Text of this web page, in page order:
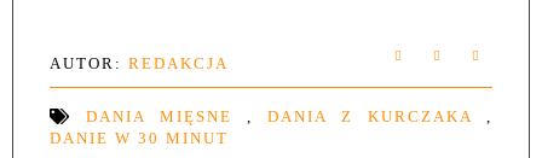
AUTOR: REDAKCJA
DANIA MIĘSNE , DANIA Z KURCZAKA ,
DANIE W 30 MINUT